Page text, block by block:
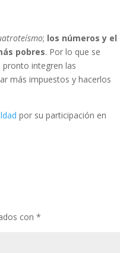
; los números y el
pobres. Por lo que se
pronto integren las
más impuestos y hacerlos
por su participación en
con*